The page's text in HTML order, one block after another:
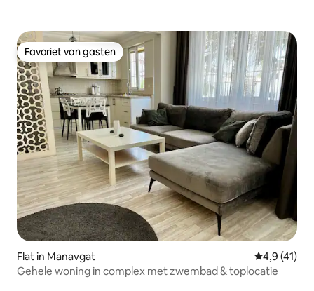
Favoriet van gasten
Favoriet van gasten
Flat in Manavgat
4,9 (41)
Gehele woning in complex met zwembad & toplocatie